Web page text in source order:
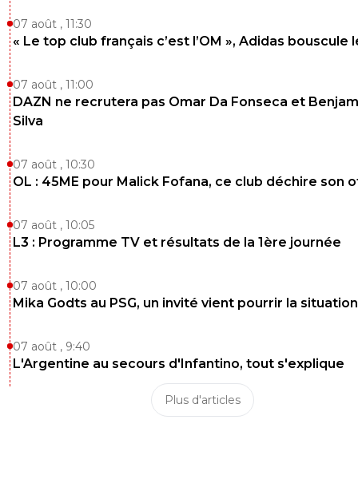
07 août , 11:30
« Le top club français c’est l’OM », Adidas bouscule
07 août , 11:00
DAZN ne recrutera pas Omar Da Fonseca et
Silva
07 août , 10:30
OL : 45ME pour Malick Fofana, ce club déchire son
07 août , 10:05
L3 : Programme TV et résultats de la 1ère journée
07 août , 10:00
Mika Godts au PSG, un invité vient pourrir la situation
07 août , 9:40
L'Argentine au secours d'Infantino, tout s'explique
Plus d'articles